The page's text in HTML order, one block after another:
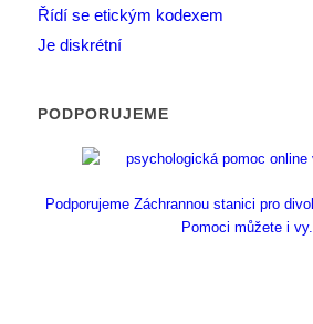
Řídí se etickým kodexem
Je diskrétní
PODPORUJEME
Podporujeme Záchrannou stanici pro
Pomoci můžete i vy.